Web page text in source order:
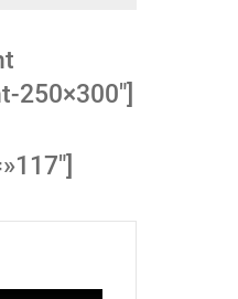
250×300″]